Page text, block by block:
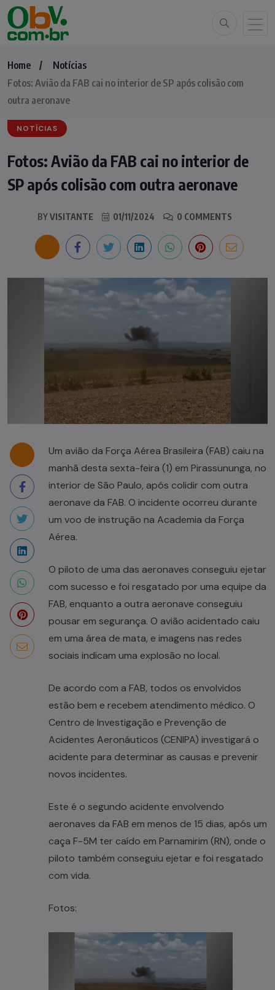
Home
Notícias
Fotos: Avião da FAB cai no interior de SP após colisão com
outra aeronave
NOTÍCIAS
Fotos: Avião da FAB cai no interior de
SP após colisão com outra aeronave
BYVISITANTE 01/11/2024 0 COMMENTS
Um avião da Força Aérea Brasileira (FAB) caiu na
manhã desta sexta-feira (1) em Pirassununga, no
interior de São Paulo, após colidir com outra
aeronave da FAB. O incidente ocorreu durante
um voo de instrução na Academia da Força
Aérea.
O piloto de uma das aeronaves conseguiu ejetar
com sucesso e foi resgatado por uma equipe da
FAB, enquanto a outra aeronave conseguiu
pousar em segurança. O avião acidentado caiu
em uma área de mata, e imagens nas redes
sociais indicam uma explosão no local.
De acordo com a FAB, todos os envolvidos
estão bem e recebem atendimento médico. O
Centro de Investigação e Prevenção de
Acidentes Aeronáuticos (CENIPA) investigará o
acidente para determinar as causas e prevenir
novos incidentes.
Este é o segundo acidente envolvendo
aeronaves da FAB em menos de 15 dias, após um
caça F-5M ter caído em Parnamirim (RN), onde o
piloto também conseguiu ejetar e foi resgatado
com vida.
Fotos: